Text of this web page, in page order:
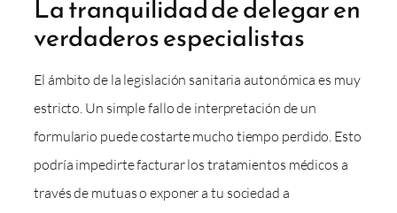
La tranquilidad de delegar en
verdaderos especialistas
El ámbito de la legislación sanitaria autonómica es muy
estricto. Un simple fallo de interpretación de un
formulario puede costarte mucho tiempo perdido. Esto
podría impedirte facturar los tratamientos médicos a
través de mutuas o exponer a tu sociedad a